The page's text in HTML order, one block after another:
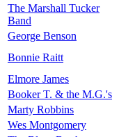
The Marshall Tucker
Band
George Benson
Bonnie Raitt
Elmore James
Booker T. & the M.G.'s
Marty Robbins
Wes Montgomery